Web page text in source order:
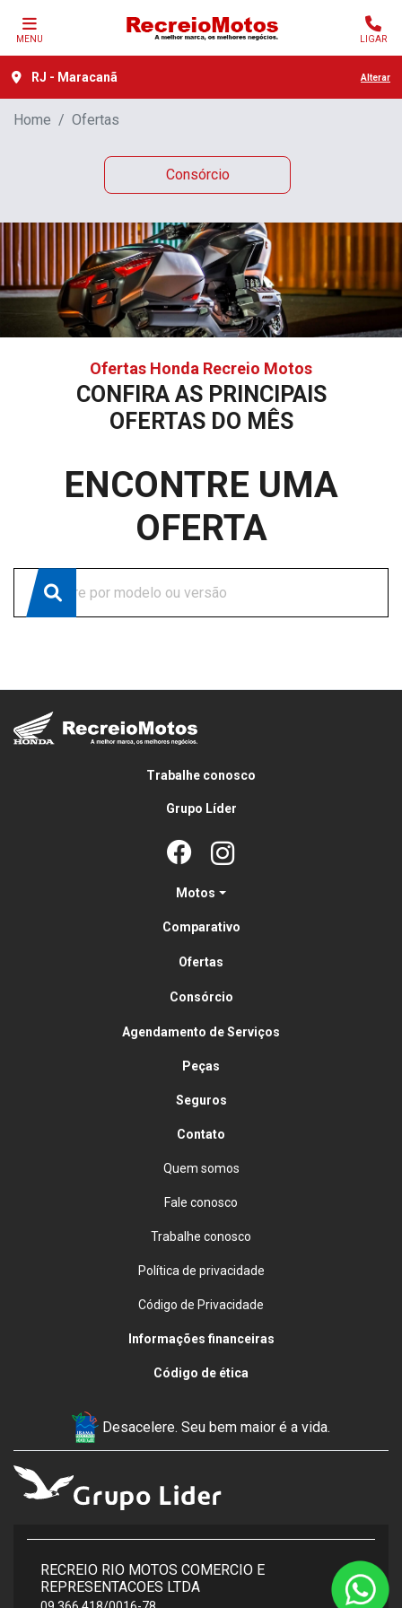
MENU LIGAR
RJ - Maracanã Alterar
Home Ofertas
Consórcio
Ofertas Honda Recreio Motos
CONFIRA AS PRINCIPAIS
OFERTAS DO MÊS
ENCONTRE UMA
OFERTA
Trabalhe conosco
Grupo Líder
Motos
Comparativo
Ofertas
Consórcio
Agendamento de Serviços
Peças
Seguros
Contato
Quem somos
Fale conosco
Trabalhe conosco
Política de privacidade
Código de Privacidade
Informações financeiras
Código de ética
Desacelere. Seu bem maior é a vida.
RECREIO RIO MOTOS COMERCIO E
REPRESENTACOES LTDA